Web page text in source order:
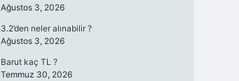
Ağustos 3, 2026
3.2’den neler alınabilir ?
Ağustos 3, 2026
Barut kaç TL ?
Temmuz 30, 2026